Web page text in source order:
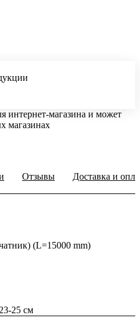
интернет-магазина и может
магазинах
Отзывы Доставка и
(L=15000 mm)
25 см